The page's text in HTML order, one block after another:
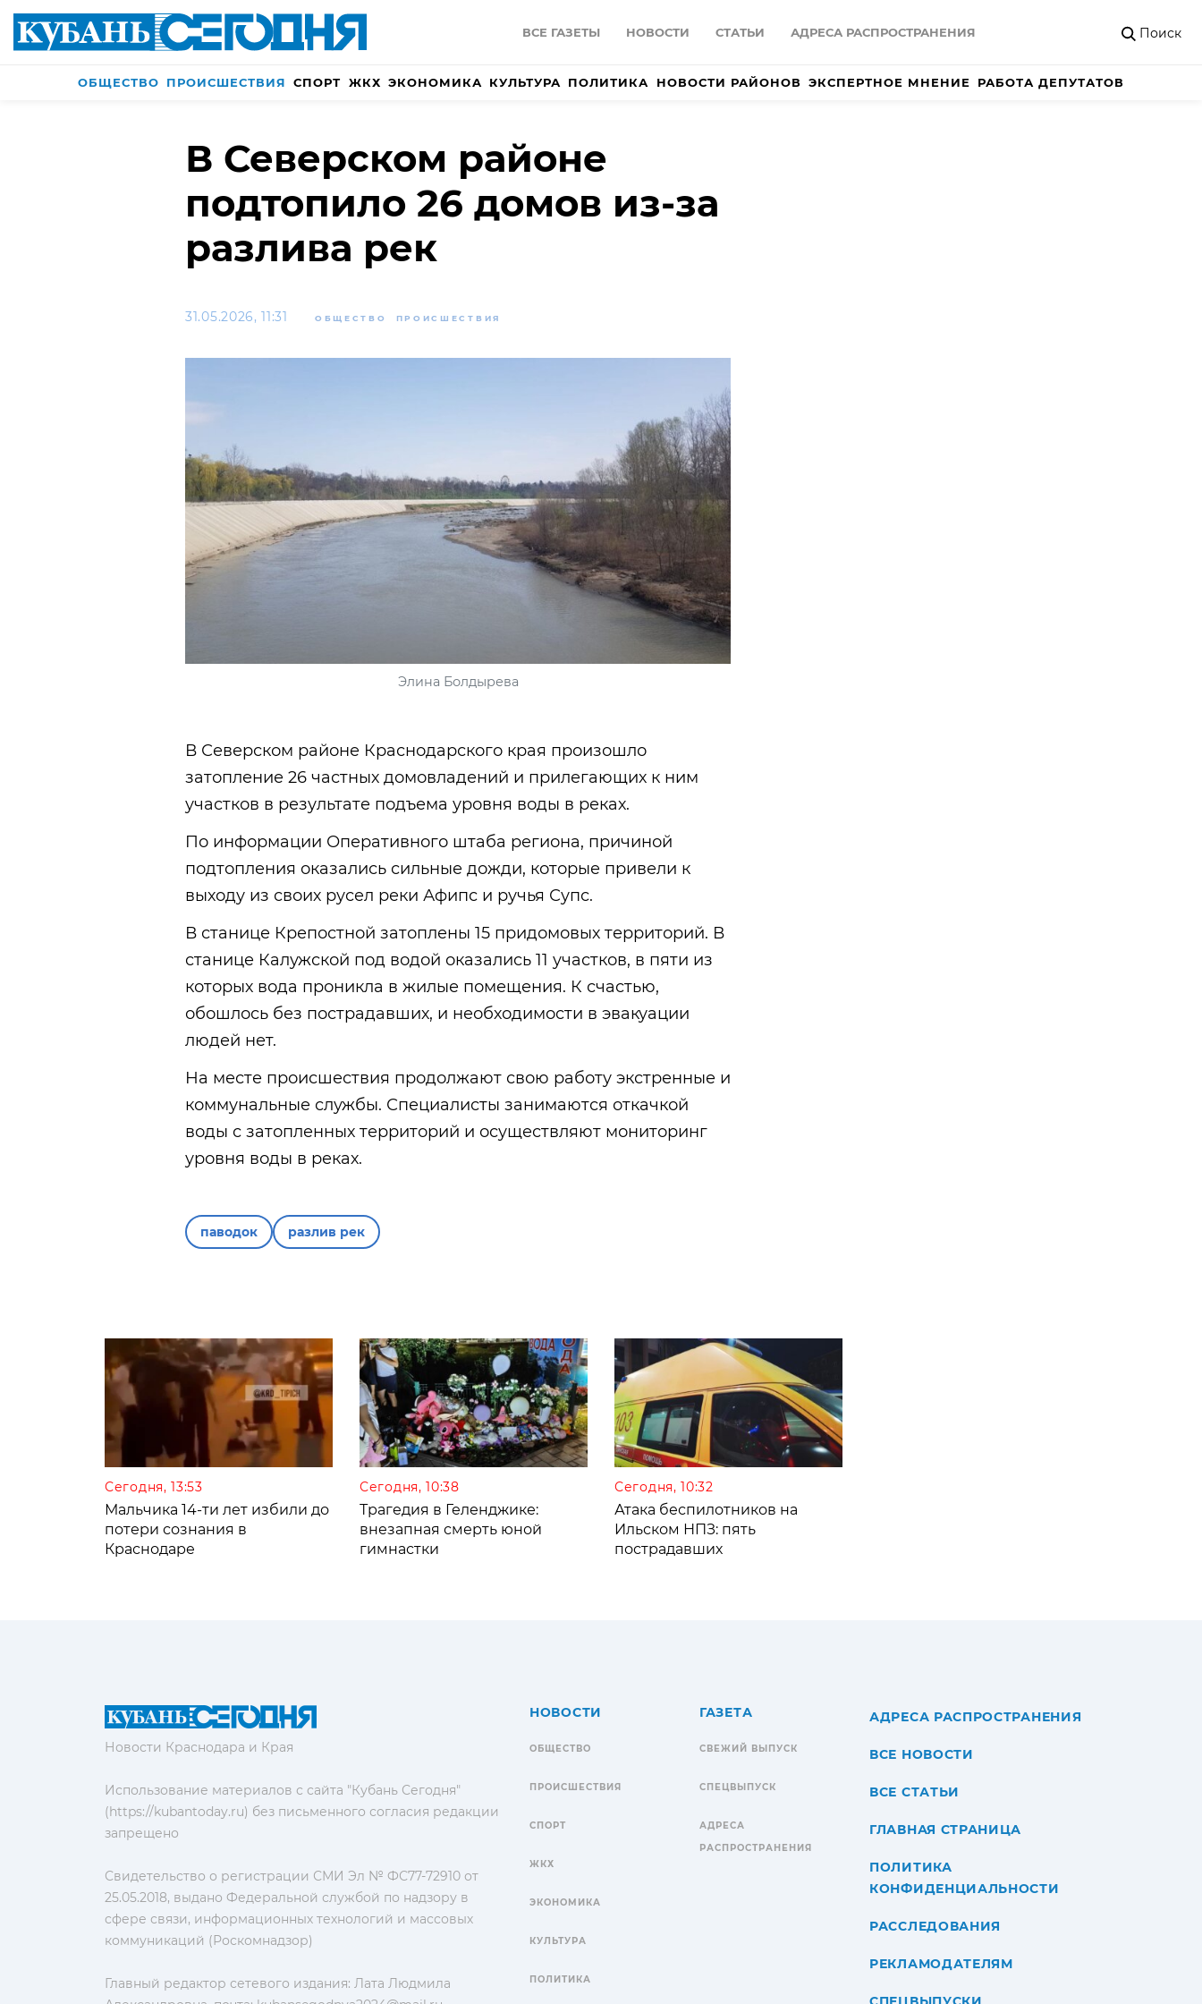
ВСЕ ГАЗЕТЫ НОВОСТИ СТАТЬИ АДРЕСА РАСПРОСТРАНЕНИЯ Поиск
ОБЩЕСТВО ПРОИСШЕСТВИЯ СПОРТ ЖКХ ЭКОНОМИКА КУЛЬТУРА ПОЛИТИКА НОВОСТИ РАЙОНОВ ЭКСПЕРТНОЕ МНЕНИЕ РАБОТА ДЕПУТАТОВ
В Северском районе
подтопило 26 домов из-за
разлива рек
31.05.2026, 11:31 ОБЩЕСТВО ПРОИСШЕСТВИЯ
Элина Болдырева
В Севеpском районе Краснодарского края произошло
затопление 26 частных домовладений и прилегающих к ним
участков в результате подъема уровня воды в реках.
По информации Оперативного штаба региона, причиной
подтопления оказались сильные дожди, которые привели к
выходу из своих русел реки Афипс и ручья Супс.
В станице Крепостной затоплены 15 придомовых территорий. В
станице Калужской под водой оказались 11 участков, в пяти из
которых вода проникла в жилые помещения. К счастью,
обошлось без пострадавших, и необходимости в эвакуации
людей нет.
На месте происшествия продолжают свою работу экстренные и
коммунальные службы. Специалисты занимаются откачкой
воды с затопленных территорий и осуществляют мониторинг
уровня воды в реках.
паводок разлив рек
Сегодня, 13:53
Мальчика 14-ти лет избили до
потери сознания в
Краснодаре
Сегодня, 10:38
Трагедия в Геленджике:
внезапная смерть юной
гимнастки
Сегодня, 10:32
Атака беспилотников на
Ильском НПЗ: пять
пострадавших
Новости Краснодара и Края
Использование материалов с сайта "Кубань Сегодня"
(https://kubantoday.ru) без письменного согласия редакции
запрещено
Свидетельство о регистрации СМИ Эл № ФС77-72910 от
25.05.2018, выдано Федеральной службой по надзору в
сфере связи, информационных технологий и массовых
коммуникаций (Роскомнадзор)
Главный редактор сетевого издания: Лата Людмила
НОВОСТИ
ОБЩЕСТВО
ПРОИСШЕСТВИЯ
СПОРТ
ЖКХ
ЭКОНОМИКА
КУЛЬТУРА
ПОЛИТИКА
ГАЗЕТА
СВЕЖИЙ ВЫПУСК
СПЕЦВЫПУСК
АДРЕСА
РАСПРОСТРАНЕНИЯ
АДРЕСА РАСПРОСТРАНЕНИЯ
ВСЕ НОВОСТИ
ВСЕ СТАТЬИ
ГЛАВНАЯ СТРАНИЦА
ПОЛИТИКА
КОНФИДЕНЦИАЛЬНОСТИ
РАССЛЕДОВАНИЯ
РЕКЛАМОДАТЕЛЯМ